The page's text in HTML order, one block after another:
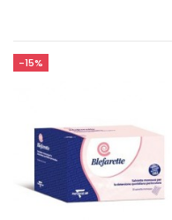
-15%